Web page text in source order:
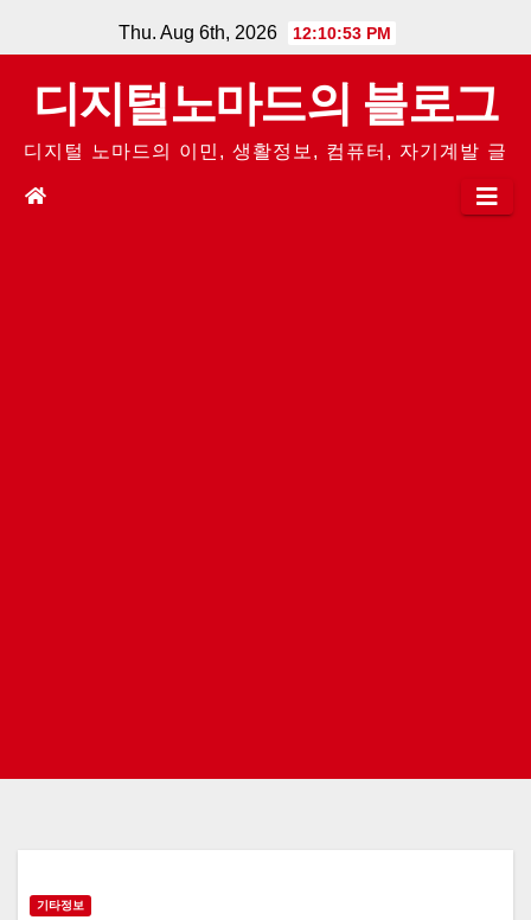
to
content
Thu. Aug 6th, 2026 12:10:53 PM
디지털노마드의 블로그
디지털 노마드의 이민, 생활정보, 컴퓨터, 자기계발 글
기타정보